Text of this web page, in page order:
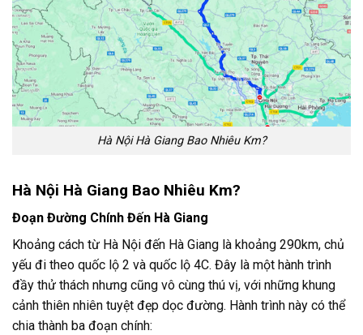
Hà Nội Hà Giang Bao Nhiêu Km?
Hà Nội Hà Giang Bao Nhiêu Km?
Đoạn Đường Chính Đến Hà Giang
Khoảng cách từ Hà Nội đến Hà Giang là khoảng 290km, chủ
yếu đi theo quốc lộ 2 và quốc lộ 4C. Đây là một hành trình
đầy thử thách nhưng cũng vô cùng thú vị, với những khung
cảnh thiên nhiên tuyệt đẹp dọc đường. Hành trình này có thể
chia thành ba đoạn chính: